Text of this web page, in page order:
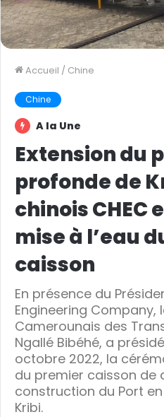
Accueil / Chine
Chine
A la Une
Extension du
profonde de
chinois CHEC
mise à l’eau
caisson
En présence du
Engineering Company,
Camerounais des
Ngallé Bibéhé, a
octobre 2022, la
du premier caisson de
construction du Port
Kribi.